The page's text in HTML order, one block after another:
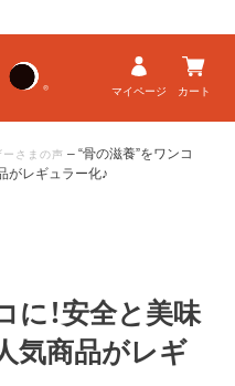
マイページ カート
ーさまの声 – “骨の滋養”をワンコ
がレギュラー化♪
に！安全と美味
気商品がレギ